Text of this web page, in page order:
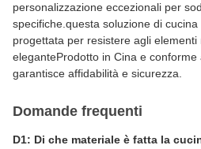
personalizzazione eccezionali per
specifiche.questa soluzione di
progettata per resistere agli
eleganteProdotto in Cina e conforme
garantisce affidabilità e sicurezza.
Domande frequenti
D1: Di che materiale è fatta la